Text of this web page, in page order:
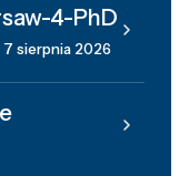
4-PhD
7 sierpnia 2026